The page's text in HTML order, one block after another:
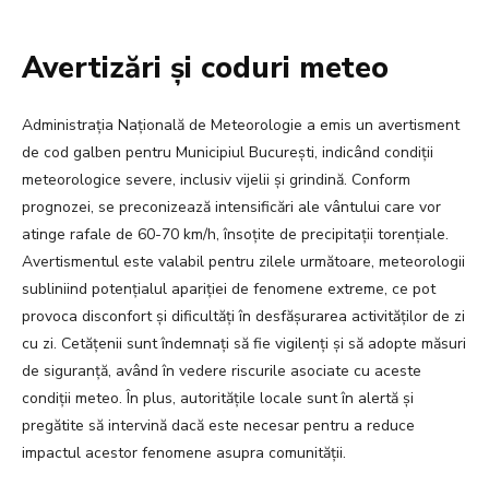
Avertizări și coduri meteo
Administrația Națională de Meteorologie a emis un avertisment
de cod galben pentru Municipiul București, indicând condiții
meteorologice severe, inclusiv vijelii și grindină. Conform
prognozei, se preconizează intensificări ale vântului care vor
atinge rafale de 60-70 km/h, însoțite de precipitații torențiale.
Avertismentul este valabil pentru zilele următoare, meteorologii
subliniind potențialul apariției de fenomene extreme, ce pot
provoca disconfort și dificultăți în desfășurarea activităților de zi
cu zi. Cetățenii sunt îndemnați să fie vigilenți și să adopte măsuri
de siguranță, având în vedere riscurile asociate cu aceste
condiții meteo. În plus, autoritățile locale sunt în alertă și
pregătite să intervină dacă este necesar pentru a reduce
impactul acestor fenomene asupra comunității.